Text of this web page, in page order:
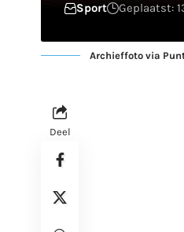
Sport Geplaatst:
Archieffoto via
Deel